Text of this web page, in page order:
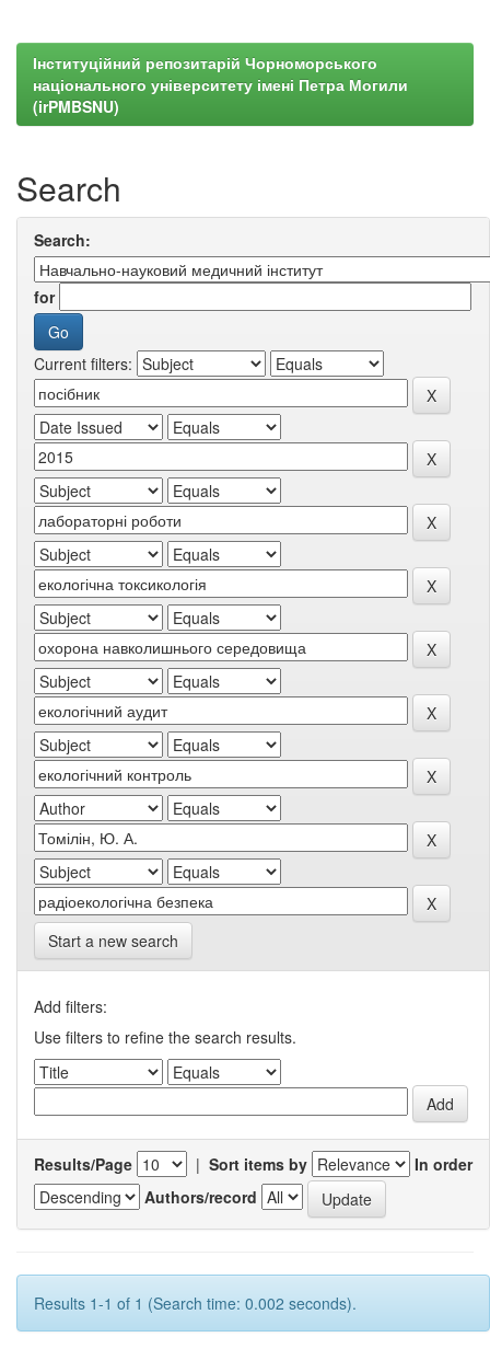
Інституційний репозитарій Чорноморського
національного університету імені Петра Могили
(irPMBSNU)
Search
Search:
for
Current filters:
Start a new search
Add filters:
Use filters to refine the search results.
Results/Page | Sort items by
In order
Authors/record
Results 1-1 of 1 (Search time: 0.002 seconds).